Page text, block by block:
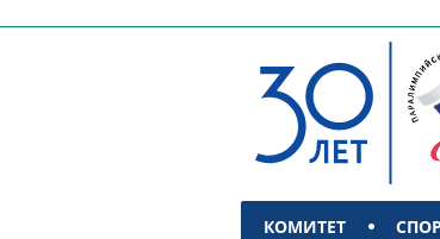
КОМИТЕТ